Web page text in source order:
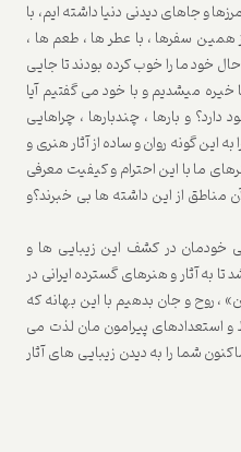
و جاهای دیدنی دنیا داشته ایم، با
همین سفرها ، با عطر ها ، طعم ها ،
خود ما را خوب کرده بودند تا جایی
خیره میشدیم و با خود می گفتیم آیا
و بارها ، چندبارها ، چراهایی
این گونه روان و ساده از آثار هنری و
ما با این احترام و کیفیت معرفی
از این داشته ها بی خبرند؟و
در کشف این زیبایی ها و
به آثار و هنرهای گسترده ایرانی در
، روح و جان بدهیم با این بهانه که
استعدادهای پیرامون مان لذت می
شما را به دیدن زیبایی های آثار